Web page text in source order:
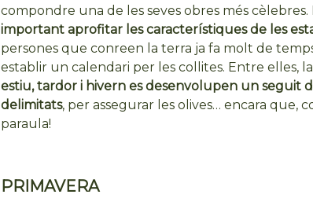
compondre una de les seves obres més cèlebres. I
important aprofitar les característiques de les
persones que conreen la terra ja fa molt de
establir un calendari per les collites. Entre elles,
estiu, tardor i hivern es desenvolupen un seguit
delimitats, per assegurar les olives… encara que,
paraula!
PRIMAVERA